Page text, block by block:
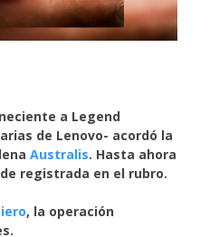
a Legend
de Lenovo- acordó la
Australis. Hasta ahora
registrada en el rubro.
, la operación